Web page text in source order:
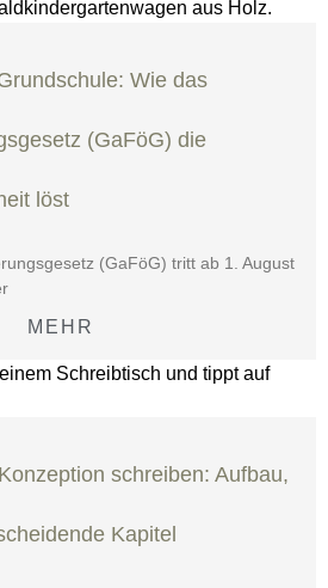
Wie das
(GaFöG) die
löst
(GaFöG) tritt ab 1. August
MEHR
schreiben: Aufbau,
Kapitel